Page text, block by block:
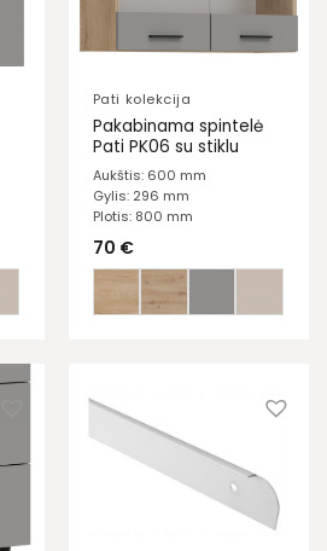
Pati kolekcija
Pakabinama spintelė
Pati PK06 su stiklu
Aukštis: 600 mm
Gylis: 296 mm
Plotis: 800 mm
70 €